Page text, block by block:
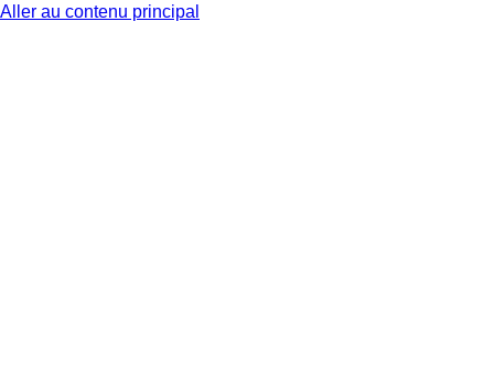
Aller au contenu principal